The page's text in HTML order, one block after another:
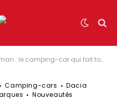
: le camping-car qui fait toujours rêver !
Camping-cars
Dacia
Nouveautés